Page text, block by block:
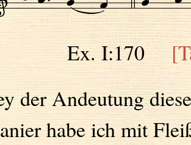
Ex. I:170
der Andeutung
habe ich mit